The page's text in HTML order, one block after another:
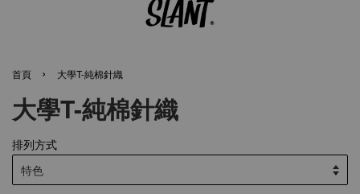
首頁 › 大學T-純棉針織
大學T-純棉針織
排列方式